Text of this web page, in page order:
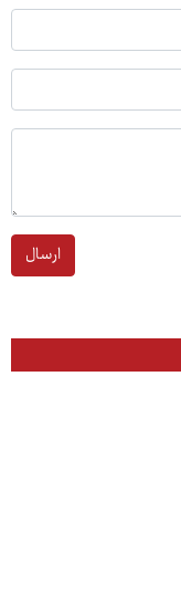
ارسال